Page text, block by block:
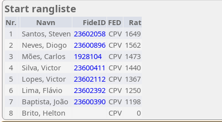
Start rangliste
Nr. Navn FideID FED
Rat
1
Santos, Steven 23602058 CPV 1649
2
Neves, Diogo 23600896 CPV 1562
3
Mões, Carlos 1928104 CPV 1473
4
Silva, Victor 23600411 CPV 1440
5
Lopes, Victor 23602112 CPV 1367
6
Lima, Flávio 23602392 CPV 1250
7
Baptista, João 23600390 CPV 1198
8
Brito, Helton CPV 0